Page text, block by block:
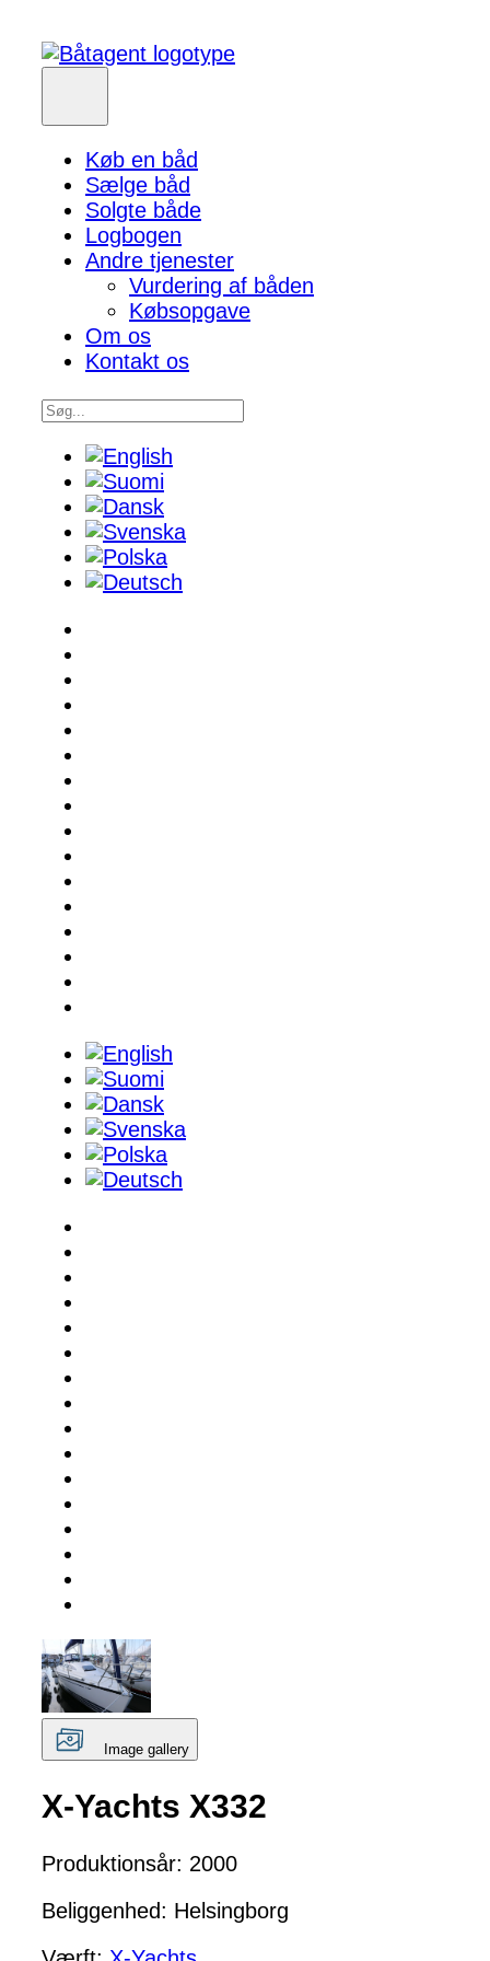
Køb en båd
Sælge båd
Solgte både
Logbogen
Andre tjenester
Vurdering af båden
Købsopgave
Om os
Kontakt os
Image gallery
X-Yachts X332
Produktionsår: 2000
Beliggenhed: Helsingborg